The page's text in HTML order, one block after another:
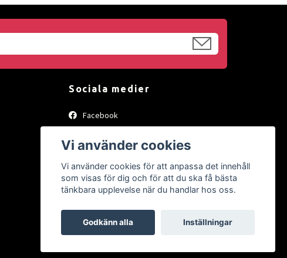
Sociala medier
Facebook
Vi använder cookies
Vi använder cookies för att anpassa det innehåll
som visas för dig och för att du ska få bästa
tänkbara upplevelse när du handlar hos oss.
Godkänn alla Inställningar